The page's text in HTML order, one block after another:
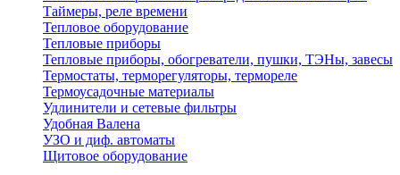
Таймеры, реле времени
Тепловое оборудование
Тепловые приборы
Тепловые приборы, обогреватели, пушки, ТЭНы, завесы
Термостаты, терморегуляторы, термореле
Термоусадочные материалы
Удлинители и сетевые фильтры
Удобная Валена
УЗО и диф. автоматы
Щитовое оборудование